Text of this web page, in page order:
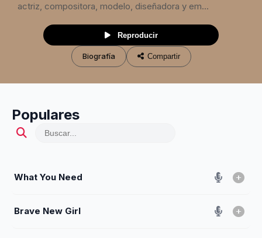
actriz, compositora, modelo, diseñadora y em...
Reproducir
Biografía Compartir
Populares
What You Need
Brave New Girl